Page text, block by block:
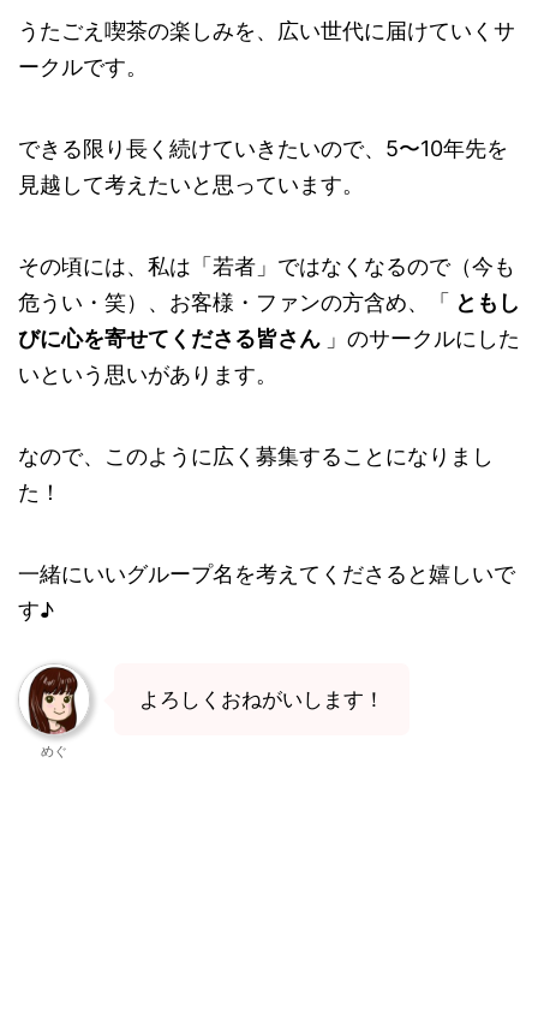
うたごえ喫茶の楽しみを、広い世代に届けていくサ
ークルです。
できる限り長く続けていきたいので、5〜10年先を
見越して考えたいと思っています。
その頃には、私は「若者」ではなくなるので（今も
危うい・笑）、お客様・ファンの方含め、「 ともし
びに心を寄せてくださる皆さん 」のサークルにした
いという思いがあります。
なので、このように広く募集することになりまし
た！
一緒にいいグループ名を考えてくださると嬉しいで
す♪
めぐ
よろしくおねがいします！